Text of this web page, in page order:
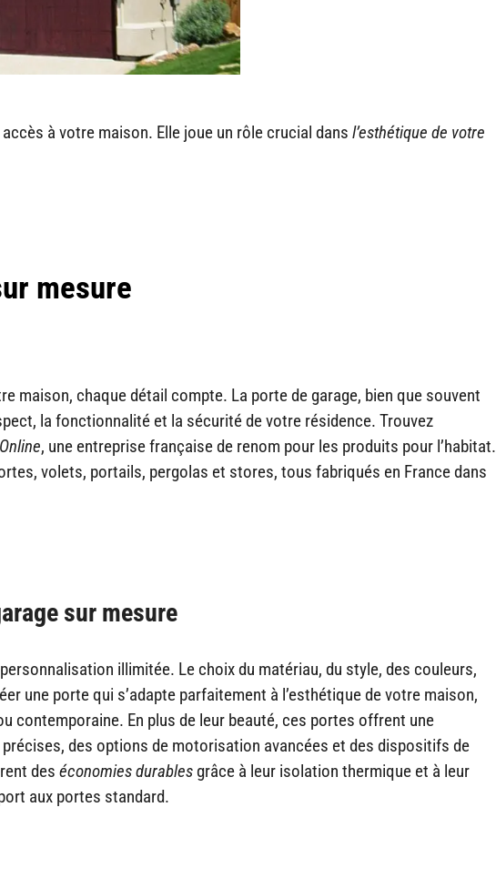
à votre maison. Elle joue un rôle crucial dans l’esthétique de votre
mesure
maison, chaque détail compte. La porte de garage, bien que souvent
la fonctionnalité et la sécurité de votre résidence. Trouvez
, une entreprise française de renom pour les produits pour l’habitat.
volets, portails, pergolas et stores, tous fabriqués en France dans
sur mesure
illimitée. Le choix du matériau, du style, des couleurs,
une porte qui s’adapte parfaitement à l’esthétique de votre maison,
contemporaine. En plus de leur beauté, ces portes offrent une
des options de motorisation avancées et des dispositifs de
des économies durables grâce à leur isolation thermique et à leur
aux portes standard.